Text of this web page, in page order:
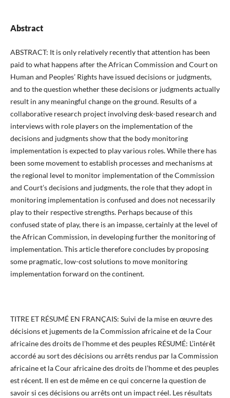
Abstract
ABSTRACT: It is only relatively recently that attention has been
paid to what happens after the African Commission and Court on
Human and Peoples’ Rights have issued decisions or judgments,
and to the question whether these decisions or judgments actually
result in any meaningful change on the ground. Results of a
collaborative research project involving desk-based research and
interviews with role players on the implementation of the
decisions and judgments show that the body monitoring
implementation is expected to play various roles. While there has
been some movement to establish processes and mechanisms at
the regional level to monitor implementation of the Commission
and Court’s decisions and judgments, the role that they adopt in
monitoring implementation is confused and does not necessarily
play to their respective strengths. Perhaps because of this
confused state of play, there is an impasse, certainly at the level of
the African Commission, in developing further the monitoring of
implementation. This article therefore concludes by proposing
some pragmatic, low-cost solutions to move monitoring
implementation forward on the continent.
TITRE ET RÉSUMÉ EN FRANÇAIS: Suivi de la mise en œuvre des
décisions et jugements de la Commission africaine et de la Cour
africaine des droits de l’homme et des peuples RÉSUMÉ: L’intérêt
accordé au sort des décisions ou arrêts rendus par la Commission
africaine et la Cour africaine des droits de l’homme et des peuples
est récent. Il en est de même en ce qui concerne la question de
savoir si ces décisions ou arrêts ont un impact réel. Les résultats